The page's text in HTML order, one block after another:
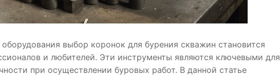
выбор коронок для бурения скважин становится
и любителей. Эти инструменты являются ключевыми для
при осуществлении буровых работ. В данной статье